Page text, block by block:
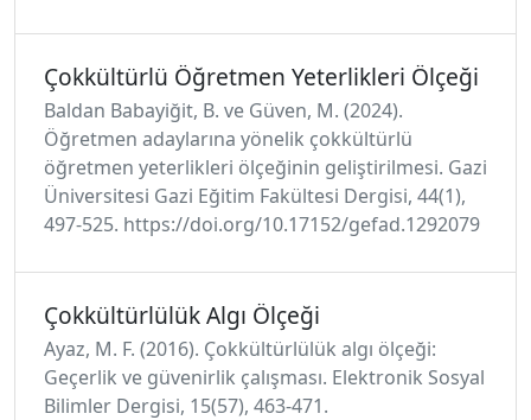
Çokkültürlü Öğretmen Yeterlikleri Ölçeği
Baldan Babayiğit, B. ve Güven, M. (2024).
Öğretmen adaylarına yönelik çokkültürlü
öğretmen yeterlikleri ölçeğinin geliştirilmesi. Gazi
Üniversitesi Gazi Eğitim Fakültesi Dergisi, 44(1),
497-525. https://doi.org/10.17152/gefad.1292079
Çokkültürlülük Algı Ölçeği
Ayaz, M. F. (2016). Çokkültürlülük algı ölçeği:
Geçerlik ve güvenirlik çalışması. Elektronik Sosyal
Bilimler Dergisi, 15(57), 463-471.